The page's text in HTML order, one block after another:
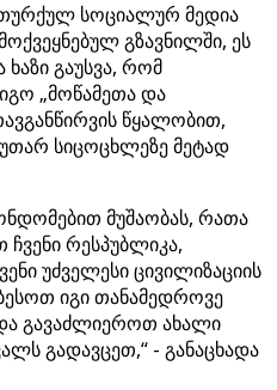
სოციალურ მედია
გზავნილში, ეს
გაუსვა, რომ
„მოწამეთა და
წყალობით,
სიცოცხლეზე მეტად
მუშაობას, რათა
რესპუბლიკა,
უძველესი ცივილიზაციის
იგი თანამედროვე
გავაძლიეროთ ახალი
გადავცეთ,“ - განაცხადა